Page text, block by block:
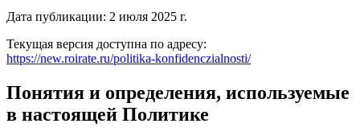
Дата публикации: 2 июля 2025 г.
Текущая версия доступна по адресу:
https://new.roirate.ru/politika-konfidenczialnosti/
Понятия и определения, используемые
в настоящей Политике